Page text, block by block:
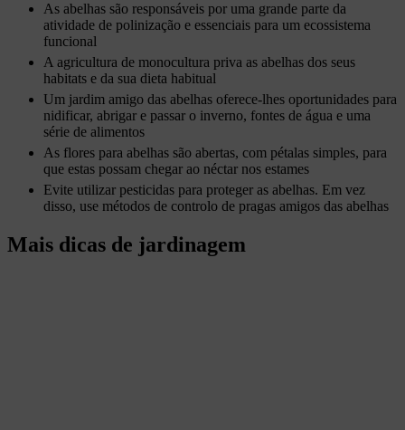
As abelhas são responsáveis por uma grande parte da
atividade de polinização e essenciais para um ecossistema
funcional
A agricultura de monocultura priva as abelhas dos seus
habitats e da sua dieta habitual
Um jardim amigo das abelhas oferece-lhes oportunidades para
nidificar, abrigar e passar o inverno, fontes de água e uma
série de alimentos
As flores para abelhas são abertas, com pétalas simples, para
que estas possam chegar ao néctar nos estames
Evite utilizar pesticidas para proteger as abelhas. Em vez
disso, use métodos de controlo de pragas amigos das abelhas
Mais dicas de jardinagem